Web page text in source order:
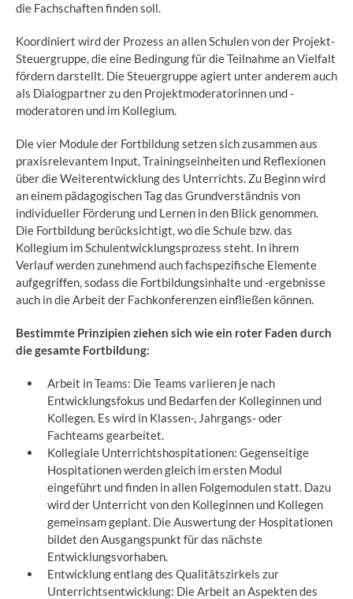
die Fachschaften finden soll.
Koordiniert wird der Prozess an allen Schulen von der Projekt-
Steuergruppe, die eine Bedingung für die Teilnahme an Vielfalt
fördern darstellt. Die Steuergruppe agiert unter anderem auch
als Dialogpartner zu den Projektmoderatorinnen und -
moderatoren und im Kollegium.
Die vier Module der Fortbildung setzen sich zusammen aus
praxisrelevantem Input, Trainingseinheiten und Reflexionen
über die Weiterentwicklung des Unterrichts. Zu Beginn wird
an einem pädagogischen Tag das Grundverständnis von
individueller Förderung und Lernen in den Blick genommen.
Die Fortbildung berücksichtigt, wo die Schule bzw. das
Kollegium im Schulentwicklungsprozess steht. In ihrem
Verlauf werden zunehmend auch fachspezifische Elemente
aufgegriffen, sodass die Fortbildungsinhalte und -ergebnisse
auch in die Arbeit der Fachkonferenzen einfließen können.
Bestimmte Prinzipien ziehen sich wie ein roter Faden durch
die gesamte Fortbildung:
Arbeit in Teams: Die Teams variieren je nach
Entwicklungsfokus und Bedarfen der Kolleginnen und
Kollegen. Es wird in Klassen-, Jahrgangs- oder
Fachteams gearbeitet.
Kollegiale Unterrichtshospitationen: Gegenseitige
Hospitationen werden gleich im ersten Modul
eingeführt und finden in allen Folgemodulen statt. Dazu
wird der Unterricht von den Kolleginnen und Kollegen
gemeinsam geplant. Die Auswertung der Hospitationen
bildet den Ausgangspunkt für das nächste
Entwicklungsvorhaben.
Entwicklung entlang des Qualitätszirkels zur
Unterrichtsentwicklung: Die Arbeit an Aspekten des